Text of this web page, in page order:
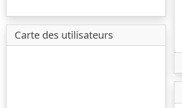
Carte des utilisateurs